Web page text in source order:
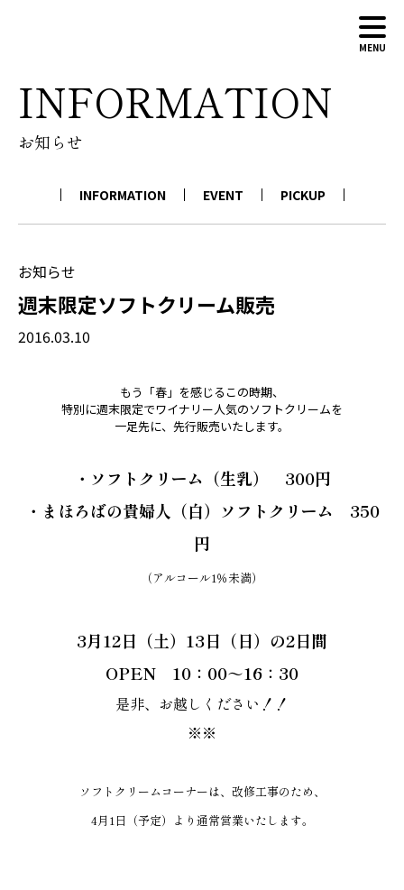
MENU
ABOUT
WINERY
CONTACT
INFORMATION
お知らせ
INFORMATION EVENT PICKUP
お知らせ
週末限定ソフトクリーム販売
2016.03.10
もう「春」を感じるこの時期、
特別に週末限定でワイナリー人気のソフトクリームを
一足先に、先行販売いたします。
・ソフトクリーム（生乳） 300円
・まほろばの貴婦人（白）ソフトクリーム 350
円
（アルコール1％未満）
3月12日（土）13日（日）の2日間
OPEN 10：00～16：30
是非、お越しください！！
※※
ソフトクリームコーナーは、改修工事のため、
4月1日（予定）より通常営業いたします。